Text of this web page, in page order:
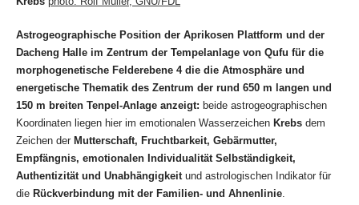
Astrogeographische Position der Aprikosen Plattform und der
Dacheng Halle im Zentrum der Tempelanlage von Qufu für die
morphogenetische Felderebene 4 die die Atmosphäre und
energetische Thematik des Zentrum der rund 650 m langen und
150 m breiten Tenpel-Anlage anzeigt: beide astrogeographischen
Koordinaten liegen hier im emotionalen Wasserzeichen Krebs dem
Zeichen der Mutterschaft, Fruchtbarkeit, Gebärmutter,
Empfängnis, emotionalen Individualität Selbständigkeit,
Authentizität und Unabhängigkeit und astrologischen Indikator für
die Rückverbindung mit der Familien- und Ahnenlinie